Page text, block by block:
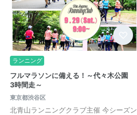
ランニング
フルマラソンに備える！～代々木公園
3時間走～
東京都渋谷区
北青山ランニングクラブ主催 今シーズン